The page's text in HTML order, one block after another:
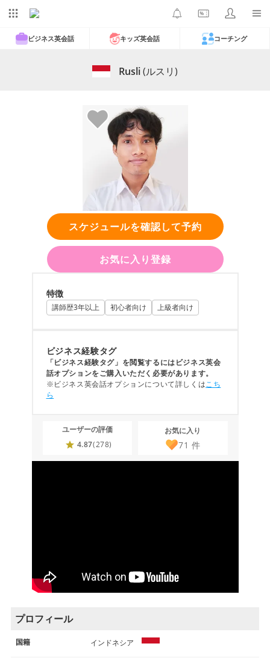
ビジネス英会話 キッズ英会話 コーチング
Rusli(ルスリ)
スケジュールを確認して予約
お気に入り登録
特徴
講師歴3年以上 初心者向け 上級者向け
ビジネス経験タグ
「ビジネス経験タグ」を閲覧するにはビジネス英会
話オプションをご購入いただく必要があります。
※ビジネス英会話オプションについて詳しくはこち
ら
ユーザーの評価
4.87(278)
お気に入り
71 件
プロフィール
国籍 インドネシア